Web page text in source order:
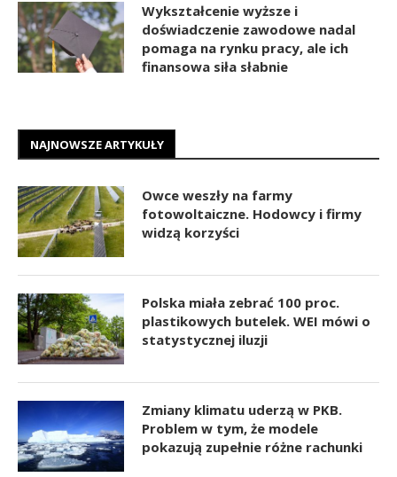
Wykształcenie wyższe i
doświadczenie zawodowe nadal
pomaga na rynku pracy, ale ich
finansowa siła słabnie
NAJNOWSZE ARTYKUŁY
Owce weszły na farmy
fotowoltaiczne. Hodowcy i firmy
widzą korzyści
Polska miała zebrać 100 proc.
plastikowych butelek. WEI mówi o
statystycznej iluzji
Zmiany klimatu uderzą w PKB.
Problem w tym, że modele
pokazują zupełnie różne rachunki